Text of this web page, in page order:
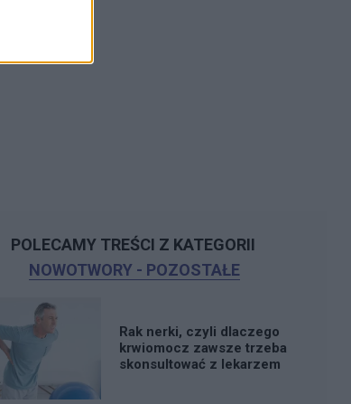
POLECAMY TREŚCI Z KATEGORII
NOWOTWORY - POZOSTAŁE
Rak nerki, czyli dlaczego
krwiomocz zawsze trzeba
skonsultować z lekarzem